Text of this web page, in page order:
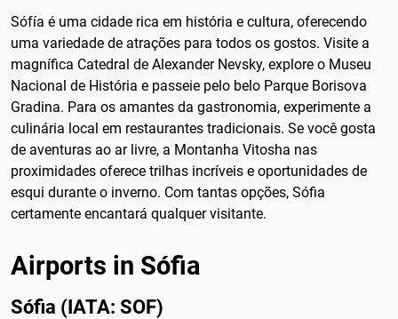
Sófía é uma cidade rica em história e cultura, oferecendo
uma variedade de atrações para todos os gostos. Visite a
magnífica Catedral de Alexander Nevsky, explore o Museu
Nacional de História e passeie pelo belo Parque Borisova
Gradina. Para os amantes da gastronomia, experimente a
culinária local em restaurantes tradicionais. Se você gosta
de aventuras ao ar livre, a Montanha Vitosha nas
proximidades oferece trilhas incríveis e oportunidades de
esqui durante o inverno. Com tantas opções, Sófia
certamente encantará qualquer visitante.
Airports in Sófia
Sófia (IATA: SOF)